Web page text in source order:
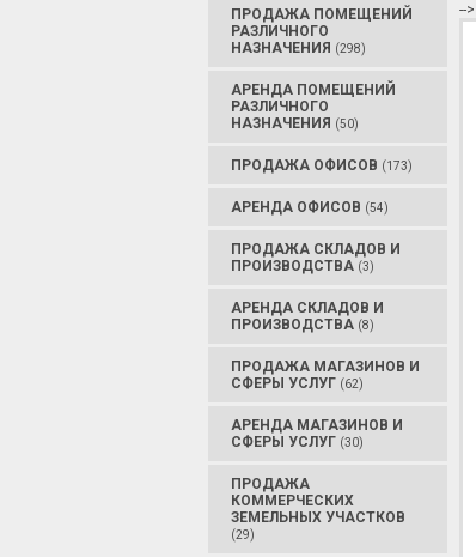
ПРОДАЖА ПОМЕЩЕНИЙ
РАЗЛИЧНОГО
НАЗНАЧЕНИЯ (298)
АРЕНДА ПОМЕЩЕНИЙ
РАЗЛИЧНОГО
НАЗНАЧЕНИЯ (50)
ПРОДАЖА ОФИСОВ (173)
АРЕНДА ОФИСОВ (54)
ПРОДАЖА СКЛАДОВ И
ПРОИЗВОДСТВА (3)
АРЕНДА СКЛАДОВ И
ПРОИЗВОДСТВА (8)
ПРОДАЖА МАГАЗИНОВ И
СФЕРЫ УСЛУГ (62)
АРЕНДА МАГАЗИНОВ И
СФЕРЫ УСЛУГ (30)
ПРОДАЖА
КОММЕРЧЕСКИХ
ЗЕМЕЛЬНЫХ УЧАСТКОВ
(29)
-->